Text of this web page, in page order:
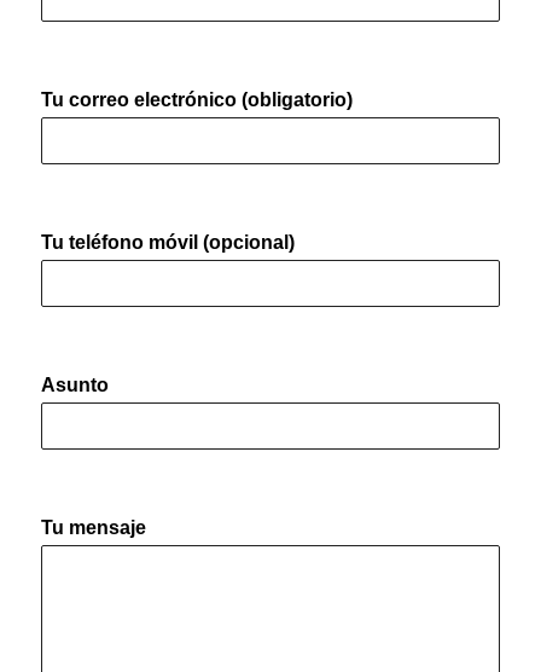
Tu correo electrónico (obligatorio)
Tu teléfono móvil (opcional)
Asunto
Tu mensaje